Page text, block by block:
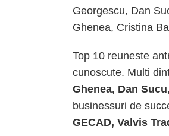
Georgescu, Dan
Ghenea, Cristina
Top 10 reuneste
cunoscute. Multi
Ghenea, Dan
businessuri de
GECAD, Valvis